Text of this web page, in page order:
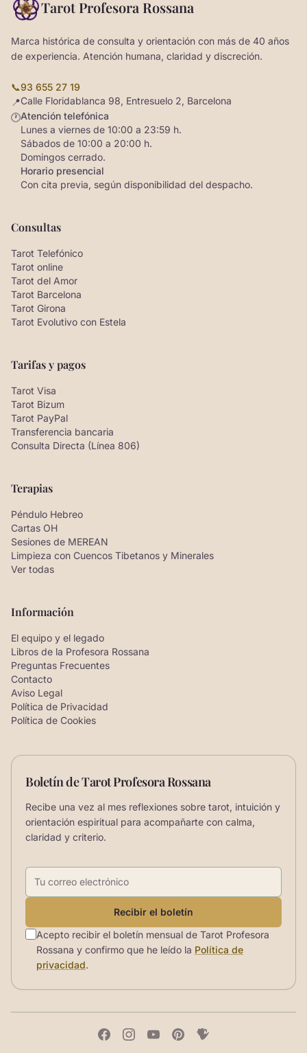
Tarot Profesora Rossana
Marca histórica de consulta y orientación con más de 40 años
de experiencia. Atención humana, claridad y discreción.
📞93 655 27 19
📍Calle Floridablanca 98, Entresuelo 2, Barcelona
🕐Atención telefónica
Lunes a viernes de 10:00 a 23:59 h.
Sábados de 10:00 a 20:00 h.
Domingos cerrado.
Horario presencial
Con cita previa, según disponibilidad del despacho.
Consultas
Tarot Telefónico
Tarot online
Tarot del Amor
Tarot Barcelona
Tarot Girona
Tarot Evolutivo con Estela
Tarifas y pagos
Tarot Visa
Tarot Bizum
Tarot PayPal
Transferencia bancaria
Consulta Directa (Línea 806)
Terapias
Péndulo Hebreo
Cartas OH
Sesiones de MEREAN
Limpieza con Cuencos Tibetanos y Minerales
Ver todas
Información
El equipo y el legado
Libros de la Profesora Rossana
Preguntas Frecuentes
Contacto
Aviso Legal
Política de Privacidad
Política de Cookies
Boletín de Tarot Profesora Rossana
Recibe una vez al mes reflexiones sobre tarot, intuición y
orientación espiritual para acompañarte con calma,
claridad y criterio.
Correo electrónico
Recibir el boletín
Acepto recibir el boletín mensual de Tarot Profesora
Rossana y confirmo que he leído la Política de
privacidad.